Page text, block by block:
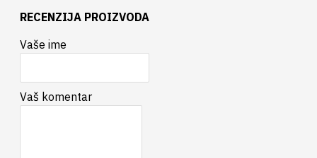
RECENZIJA PROIZVODA
Vaše ime
Vaš komentar